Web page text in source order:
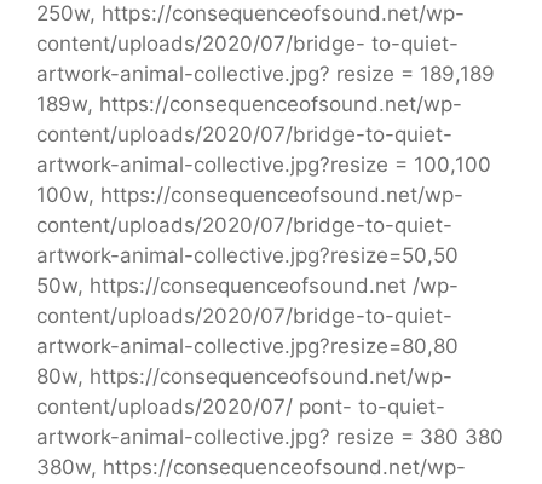
250w, https://consequenceofsound.net/wp-
content/uploads/2020/07/bridge- to-quiet-
artwork-animal-collective.jpg? resize = 189,189
189w, https://consequenceofsound.net/wp-
content/uploads/2020/07/bridge-to-quiet-
artwork-animal-collective.jpg?resize = 100,100
100w, https://consequenceofsound.net/wp-
content/uploads/2020/07/bridge-to-quiet-
artwork-animal-collective.jpg?resize=50,50
50w, https://consequenceofsound.net /wp-
content/uploads/2020/07/bridge-to-quiet-
artwork-animal-collective.jpg?resize=80,80
80w, https://consequenceofsound.net/wp-
content/uploads/2020/07/ pont- to-quiet-
artwork-animal-collective.jpg? resize = 380 380
380w, https://consequenceofsound.net/wp-